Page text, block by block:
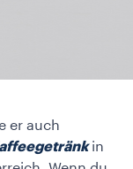
er auch
in